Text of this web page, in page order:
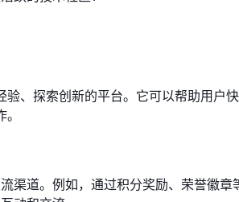
、探索创新的平台。它可以帮助用户
渠道。例如，通过积分奖励、荣誉徽章